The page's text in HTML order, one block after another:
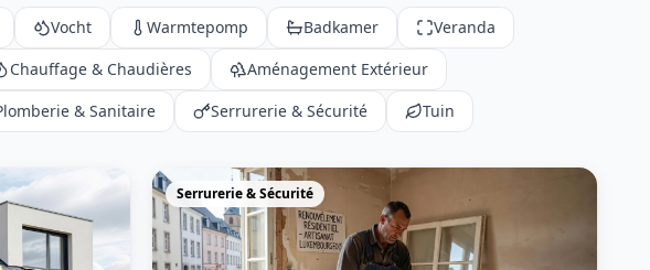
Vocht Warmtepomp Badkamer
Veranda
Chauffage & Chaudières
Aménagement Extérieur
& Sanitaire Serrurerie & Sécurité Tuin
Serrurerie & Sécurité